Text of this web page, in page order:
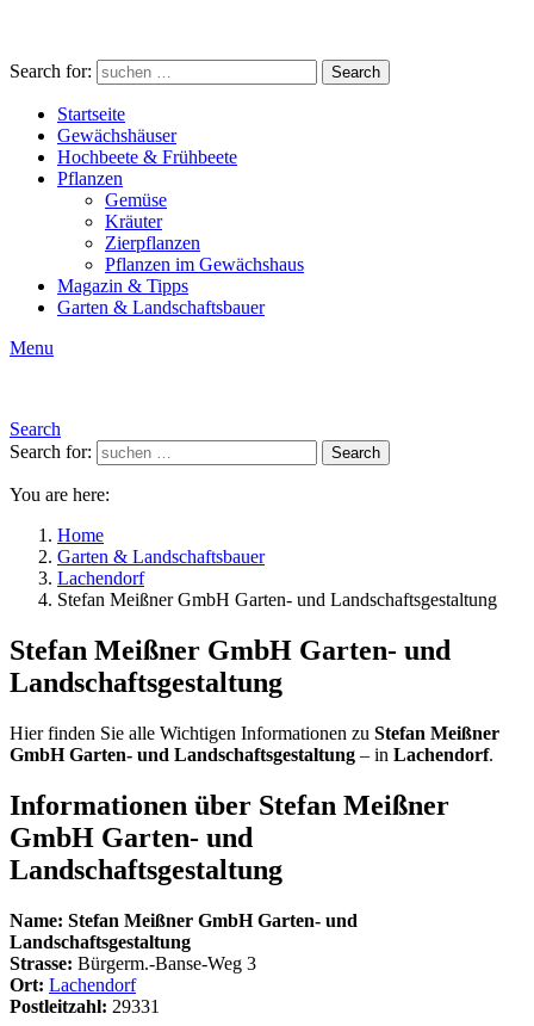
Search for: Search
Startseite
Gewächshäuser
Hochbeete & Frühbeete
Pflanzen
Gemüse
Kräuter
Zierpflanzen
Pflanzen im Gewächshaus
Magazin & Tipps
Garten & Landschaftsbauer
Menu
Search
Search for:
Search
You are here:
Home
Garten & Landschaftsbauer
Lachendorf
Stefan Meißner GmbH Garten- und Landschaftsgestaltung
Stefan Meißner GmbH Garten- und
Landschaftsgestaltung
Hier finden Sie alle Wichtigen Informationen zu Stefan Meißner
GmbH Garten- und Landschaftsgestaltung – in Lachendorf.
Informationen über Stefan Meißner
GmbH Garten- und
Landschaftsgestaltung
Name: Stefan Meißner GmbH Garten- und
Landschaftsgestaltung
Strasse: Bürgerm.-Banse-Weg 3
Ort: Lachendorf
Postleitzahl: 29331